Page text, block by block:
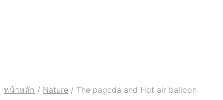
หน้าหลัก / Nature / The pagoda and Hot air balloon